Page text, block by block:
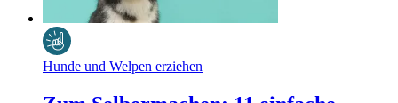
Hunde und Welpen erziehen